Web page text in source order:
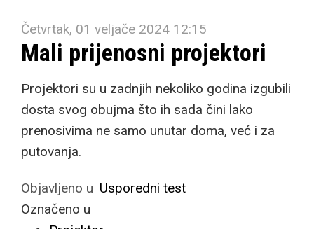
Četvrtak, 01 veljače 2024 12:15
Mali prijenosni projektori
Projektori su u zadnjih nekoliko godina izgubili
dosta svog obujma što ih sada čini lako
prenosivima ne samo unutar doma, već i za
putovanja.
Objavljeno u Usporedni test
Označeno u